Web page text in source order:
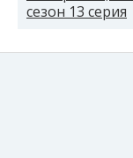
сезон 13 серия